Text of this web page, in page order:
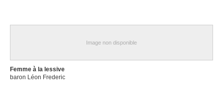
Image non disponible
Femme à la lessive
baron Léon Frederic